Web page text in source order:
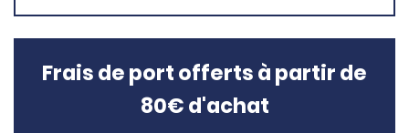
Frais de port offerts à partir de
80€ d'achat